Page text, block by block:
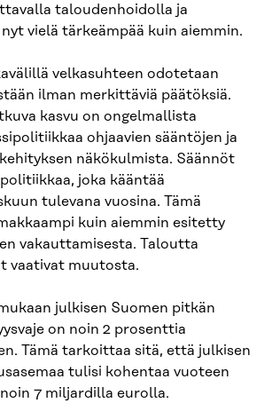
taloudenhoidolla ja
vielä tärkeämpää kuin aiemmin.
velkasuhteen odotetaan
ilman merkittäviä päätöksiä.
kasvu on ongelmallista
ohjaavien sääntöjen ja
näkökulmista. Säännöt
joka kääntää
tulevana vuosina. Tämä
kuin aiemmin esitetty
vakauttamisesta. Taloutta
vaativat muutosta.
julkisen Suomen pitkän
on noin 2 prosenttia
Tämä tarkoittaa sitä, että julkisen
tulisi kohentaa vuoteen
7 miljardilla eurolla.